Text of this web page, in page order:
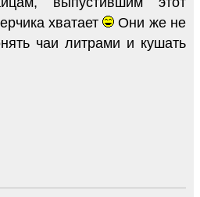
хватает
Они же не
чаи литрами и кушать